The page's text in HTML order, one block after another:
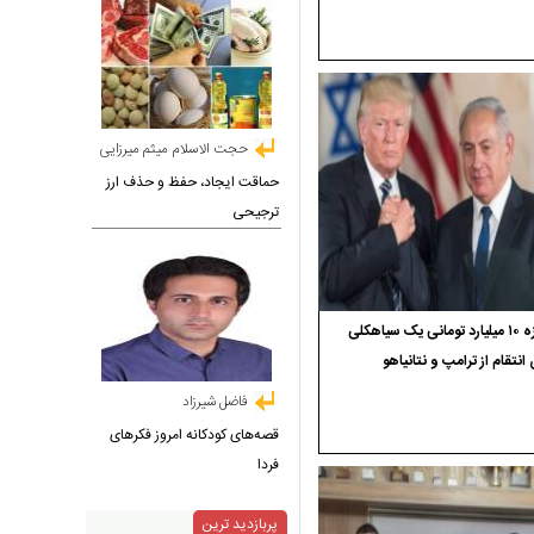
جایزه ۱۰ میلیارد تومانی یک سیاهکلی
انتقام از ترامپ و نتانیاهو
حجت الاسلام میثم میرزایی
حماقت ایجاد، حفظ و حذف ارز
ترجیحی
فاضل شیرزاد
قصه‌های کودکانه امروز فکرهای
فردا
پربازدید ترین